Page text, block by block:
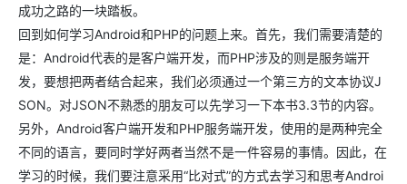
成功之路的一块踏板。
回到如何学习Android和PHP的问题上来。首先，我们需要清楚的
是：Android代表的是客户端开发，而PHP涉及的则是服务端开
发，要想把两者结合起来，我们必须通过一个第三方的文本协议J
SON。对JSON不熟悉的朋友可以先学习一下本书3.3节的内容。
另外，Android客户端开发和PHP服务端开发，使用的是两种完全
不同的语言，要同时学好两者当然不是一件容易的事情。因此，在
学习的时候，我们要注意采用“比对式”的方式去学习和思考Androi